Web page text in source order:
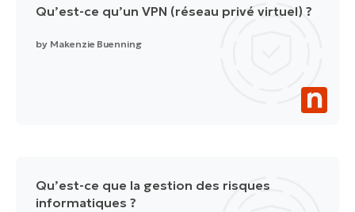
Qu’est-ce qu’un VPN (réseau privé virtuel) ?
by Makenzie Buenning
Qu’est-ce que la gestion des risques
informatiques ?